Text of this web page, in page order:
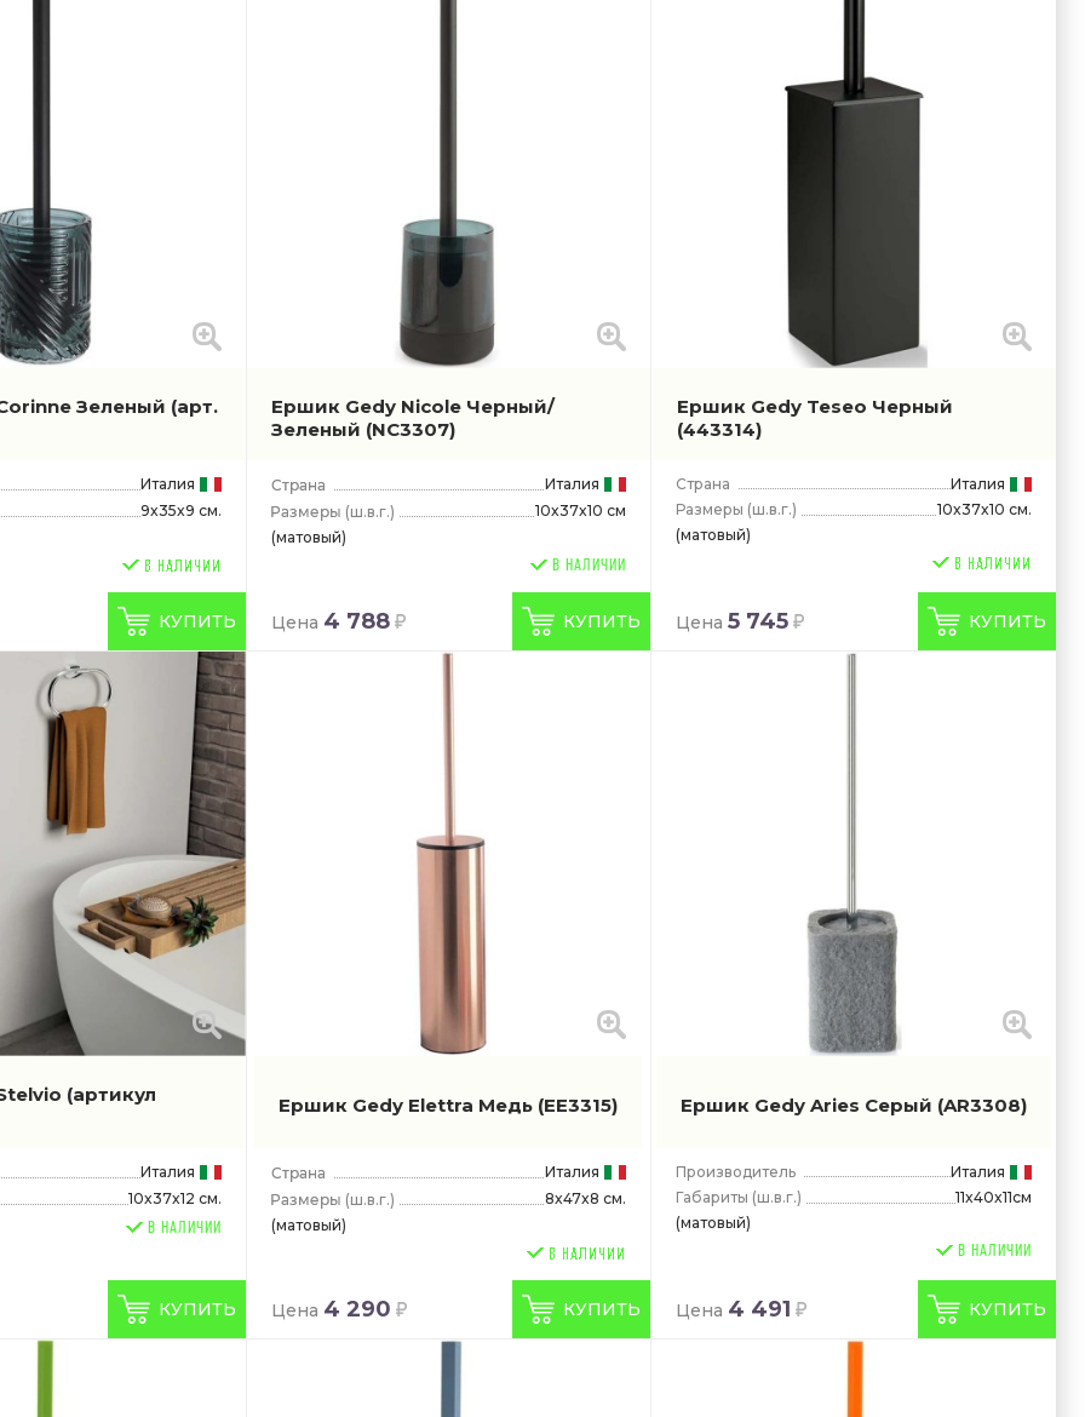
Зеленый (арт.
Италия
9x35x9 см.
КУПИТЬ
Ершик Gedy Nicole Черный/
Зеленый (NC3307)
Италия
(ш.в.г.)
10x37x10 см
(матовый)
В НАЛИЧИИ
Цена 4 788 КУПИТЬ
Ершик Gedy Teseo Черный
(443314)
Страна
Италия
Размеры (ш.в.г.)
10x37x10 см.
(матовый)
Цена 5 745 КУПИТЬ
(артикул
Италия
10x37x12 см.
В НАЛИЧИИ
КУПИТЬ
Ершик Gedy Elettra Медь (EE3315)
Италия
(ш.в.г.)
8x47x8 см.
(матовый)
Цена 4 290 КУПИТЬ
Ершик Gedy Aries Серый (AR3308)
Производитель
Италия
Габариты (ш.в.г.)
11x40x11см
(матовый)
В НАЛИЧИИ
Цена 4 491 КУПИТЬ